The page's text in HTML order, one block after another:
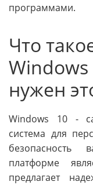
программами.
Что
нужен
Windows 10 -
система для
платформе
предлагает